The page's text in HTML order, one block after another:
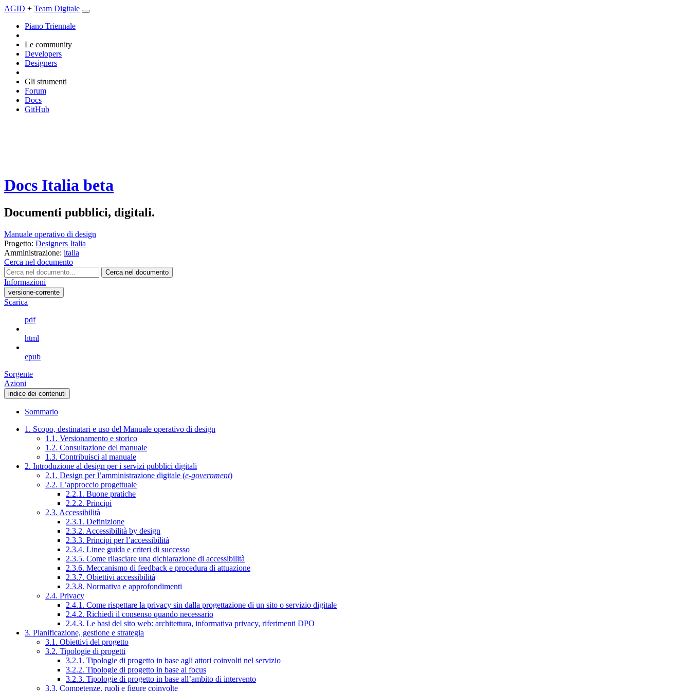
AGID + Team Digitale
Piano Triennale
Le community
Developers
Designers
Gli strumenti
Forum
Docs
GitHub
Docs Italia beta
Documenti pubblici, digitali.
Manuale operativo di design
Progetto: Designers Italia
Amministrazione: italia
Cerca nel documento
Cerca nel documento
Informazioni
versione-corrente
Scarica
pdf
html
epub
Sorgente
Azioni
indice dei contenuti
Sommario
1. Scopo, destinatari e uso del Manuale operativo di design
1.1. Versionamento e storico
1.2. Consultazione del manuale
1.3. Contribuisci al manuale
2. Introduzione al design per i servizi pubblici digitali
2.1. Design per l’amministrazione digitale (e-government)
2.2. L’approccio progettuale
2.2.1. Buone pratiche
2.2.2. Principi
2.3. Accessibilità
2.3.1. Definizione
2.3.2. Accessibilità by design
2.3.3. Principi per l’accessibilità
2.3.4. Linee guida e criteri di successo
2.3.5. Come rilasciare una dichiarazione di accessibilità
2.3.6. Meccanismo di feedback e procedura di attuazione
2.3.7. Obiettivi accessibilità
2.3.8. Normativa e approfondimenti
2.4. Privacy
2.4.1. Come rispettare la privacy sin dalla progettazione di un sito o servizio digitale
2.4.2. Richiedi il consenso quando necessario
2.4.3. Le basi del sito web: architettura, informativa privacy, riferimenti DPO
3. Pianificazione, gestione e strategia
3.1. Obiettivi del progetto
3.2. Tipologie di progetti
3.2.1. Tipologie di progetto in base agli attori coinvolti nel servizio
3.2.2. Tipologie di progetto in base al focus
3.2.3. Tipologie di progetto in base all’ambito di intervento
3.3. Competenze, ruoli e figure coinvolte